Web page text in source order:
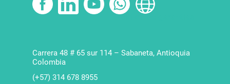
Política de garantías
Carrera 48 # 65 sur 114 – Sabaneta, Antioquia
Colombia
(+57) 314 678 8955